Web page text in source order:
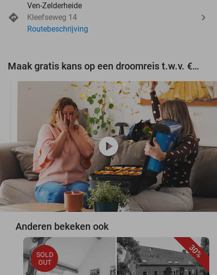
Ven-Zelderheide
Kleefseweg 14
Routebeschrijving
Maak gratis kans op een droomreis t.w.v. €3.000!
play_circle
Anderen bekeken ook
30%
SOLD
OUT